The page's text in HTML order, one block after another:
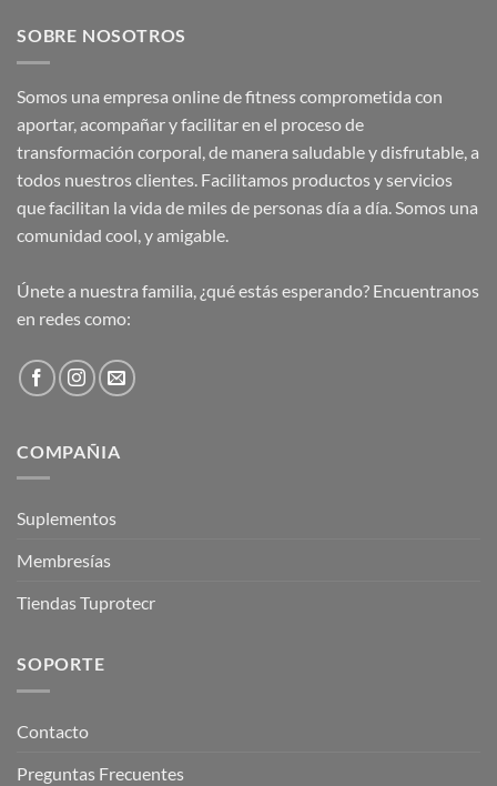
SOBRE NOSOTROS
Somos una empresa online de fitness comprometida con
aportar, acompañar y facilitar en el proceso de
transformación corporal, de manera saludable y disfrutable, a
todos nuestros clientes. Facilitamos productos y servicios
que facilitan la vida de miles de personas día a día. Somos una
comunidad cool, y amigable.
Únete a nuestra familia, ¿qué estás esperando? Encuentranos
en redes como:
COMPAÑIA
Suplementos
Membresías
Tiendas Tuprotecr
SOPORTE
Contacto
Preguntas Frecuentes